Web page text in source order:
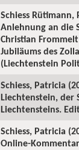
Schiess
Anlehnung an die
Christian
Jubiläums des
(Liechtenstein
Schiess, Patricia
Liechtenstein, der
Liechtensteins.
Schiess, Patricia
Online-